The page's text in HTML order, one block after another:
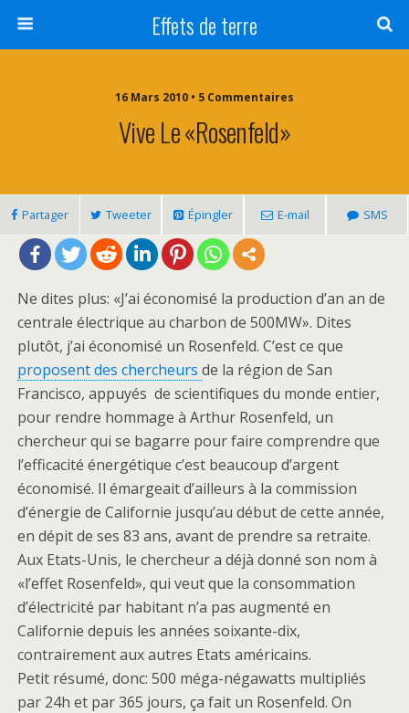
Effets de terre
16 Mars 2010 • 5 Commentaires
Vive Le «Rosenfeld»
Partager Tweeter Épingler E-mail SMS
Ne dites plus: «J’ai économisé la production d’an an de
centrale électrique au charbon de 500MW». Dites
plutôt, j’ai économisé un Rosenfeld. C’est ce que
proposent des chercheurs de la région de San
Francisco, appuyés de scientifiques du monde entier,
pour rendre hommage à Arthur Rosenfeld, un
chercheur qui se bagarre pour faire comprendre que
l’efficacité énergétique c’est beaucoup d’argent
économisé. Il émargeait d’ailleurs à la commission
d’énergie de Californie jusqu’au début de cette année,
en dépit de ses 83 ans, avant de prendre sa retraite.
Aux Etats-Unis, le chercheur a déjà donné son nom à
«l’effet Rosenfeld», qui veut que la consommation
d’électricité par habitant n’a pas augmenté en
Californie depuis les années soixante-dix,
contrairement aux autres Etats américains.
Petit résumé, donc: 500 méga-négawatts multipliés
par 24h et par 365 jours, ça fait un Rosenfeld. On